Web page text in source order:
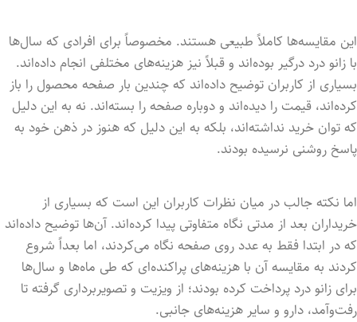
این مقایسه‌ها کاملاً طبیعی هستند. مخصوصاً برای افرادی که سال‌ها
با زانو درد درگیر بوده‌اند و قبلاً نیز هزینه‌های مختلفی انجام داده‌اند.
بسیاری از کاربران توضیح داده‌اند که چندین بار صفحه محصول را باز
کرده‌اند، قیمت را دیده‌اند و دوباره صفحه را بسته‌اند. نه به این دلیل
که توان خرید نداشته‌اند، بلکه به این دلیل که هنوز در ذهن خود به
پاسخ روشنی نرسیده بودند.
اما نکته جالب در میان نظرات کاربران این است که بسیاری از
خریداران بعد از مدتی نگاه متفاوتی پیدا کرده‌اند. آن‌ها توضیح داده‌اند
که در ابتدا فقط به عدد روی صفحه نگاه می‌کردند، اما بعداً شروع
کردند به مقایسه آن با هزینه‌های پراکنده‌ای که طی ماه‌ها و سال‌ها
برای زانو درد پرداخت کرده بودند؛ از ویزیت و تصویربرداری گرفته تا
رفت‌وآمد، دارو و سایر هزینه‌های جانبی.